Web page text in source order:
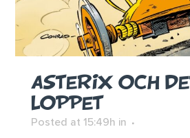
ASTERIX OCH
LOPPET
Posted at 15:49h in